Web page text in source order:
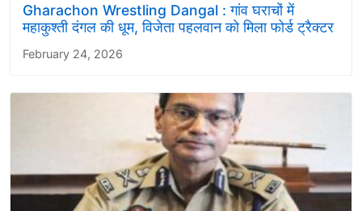
Gharachon Wrestling Dangal : गांव घराचों में
महाकुश्ती दंगल की धूम, विजेता पहलवान को मिला फोर्ड ट्रैक्टर
February 24, 2026